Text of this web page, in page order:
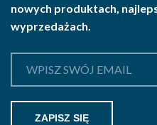
nowych produktach,
wyprzedażach.